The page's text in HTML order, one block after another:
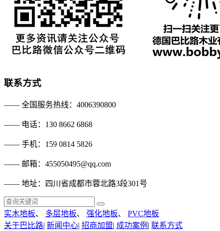
联系方式
—— 全国服务热线：4006390800
—— 电话：130 8662 6868
—— 手机：159 0814 5826
—— 邮箱：455050495@qq.com
—— 地址：四川省成都市蓉北路3段301号
实木地板、 多层地板、 强化地板、 PVC地板
关于巴比路| 新闻中心| 招商加盟| 成功案例 | 联系方式